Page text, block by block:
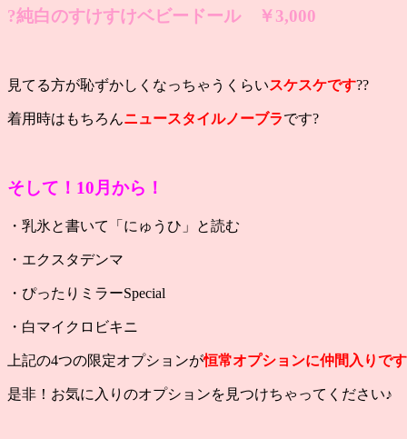
?純白のすけすけベビードール ￥3,000
見てる方が恥ずかしくなっちゃうくらいスケスケです??
着用時はもちろんニュースタイルノーブラです?
そして！10月から！
・乳氷と書いて「にゅうひ」と読む
・エクスタデンマ
・ぴったりミラーSpecial
・白マイクロビキニ
上記の4つの限定オプションが恒常オプションに仲間入りです
是非！お気に入りのオプションを見つけちゃってください♪